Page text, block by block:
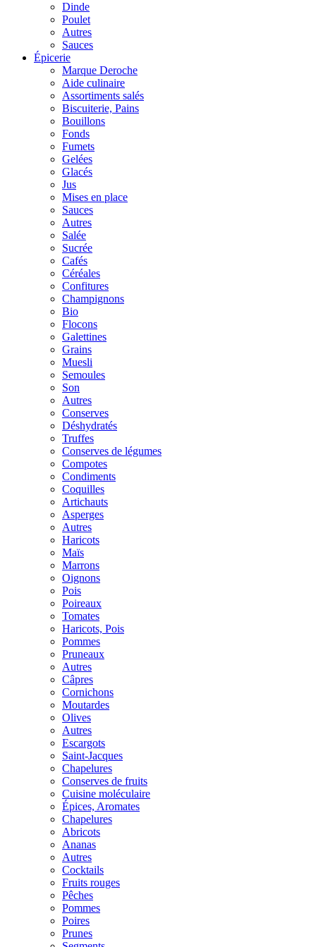
Dinde
Poulet
Autres
Sauces
Épicerie
Marque Deroche
Aide culinaire
Assortiments salés
Biscuiterie, Pains
Bouillons
Fonds
Fumets
Gelées
Glacés
Jus
Mises en place
Sauces
Autres
Salée
Sucrée
Cafés
Céréales
Confitures
Champignons
Bio
Flocons
Galettines
Grains
Muesli
Semoules
Son
Autres
Conserves
Déshydratés
Truffes
Conserves de légumes
Compotes
Condiments
Coquilles
Artichauts
Asperges
Autres
Haricots
Maïs
Marrons
Oignons
Pois
Poireaux
Tomates
Haricots, Pois
Pommes
Pruneaux
Autres
Câpres
Cornichons
Moutardes
Olives
Autres
Escargots
Saint-Jacques
Chapelures
Conserves de fruits
Cuisine moléculaire
Épices, Aromates
Chapelures
Abricots
Ananas
Autres
Cocktails
Fruits rouges
Pêches
Pommes
Poires
Prunes